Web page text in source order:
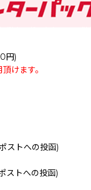
円)
けます。
ストへの投函)
ストへの投函)